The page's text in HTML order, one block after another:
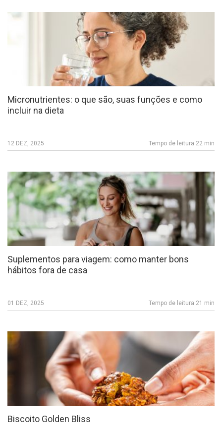
Micronutrientes: o que são, suas funções e como
incluir na dieta
12 DEZ, 2025 Tempo de leitura 22 min
Suplementos para viagem: como manter bons
hábitos fora de casa
01 DEZ, 2025 Tempo de leitura 21 min
Biscoito Golden Bliss